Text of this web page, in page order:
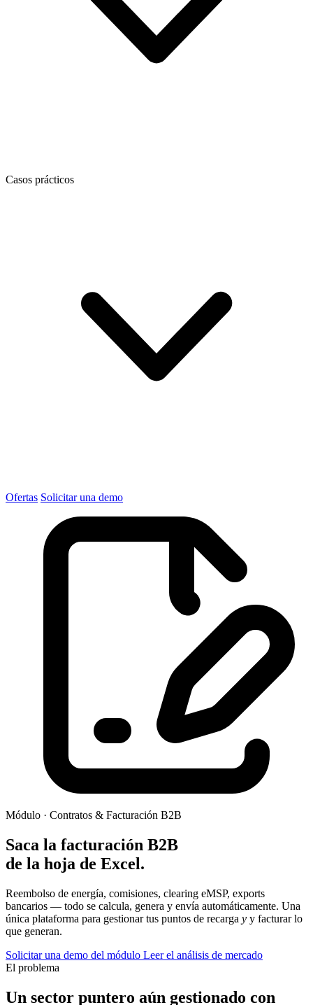
Casos prácticos
Ofertas Solicitar una demo
Módulo · Contratos & Facturación B2B
Saca la facturación B2B
de la hoja de Excel.
Reembolso de energía, comisiones, clearing eMSP, exports
bancarios — todo se calcula, genera y envía automáticamente. Una
única plataforma para gestionar tus puntos de recarga y y facturar lo
que generan.
Solicitar una demo del módulo Leer el análisis de mercado
El problema
Un sector puntero aún gestionado con